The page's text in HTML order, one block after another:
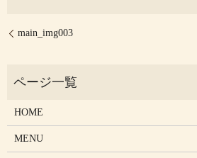
main_img003
HOME
MENU